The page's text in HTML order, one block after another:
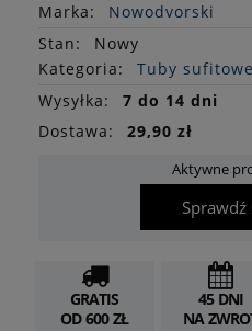
Marka:
Nowodvorski
Stan:
Nowy
Kategoria:
Tuby sufitowe
Wysyłka:
7 do 14 dni
Dostawa:
29,90 zł
Aktywne
Sprawdź
GRATIS
OD 600 ZŁ
45 DNI
NA